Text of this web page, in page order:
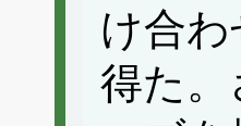
け合
得た